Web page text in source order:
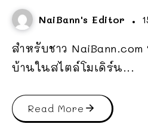
NaiBann's Editor
สำหรับชาว
บ้านในสไตล์โมเดิร์น...
Read More